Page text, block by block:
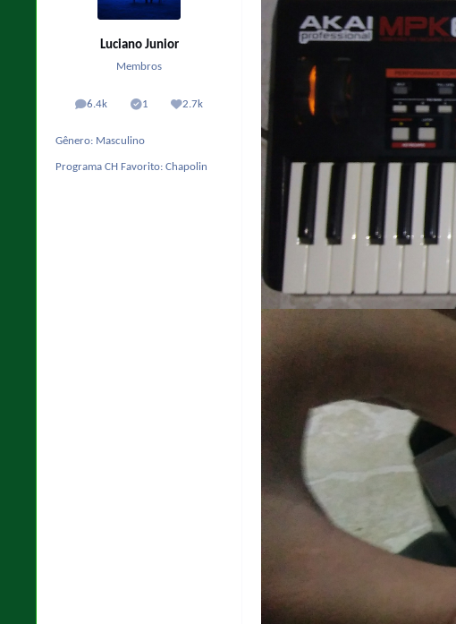
Luciano Junior
Membros
6.4k
posts 1
Solutions2.7k
Reputação
Gênero: Masculino
Programa CH Favorito: Chapolin